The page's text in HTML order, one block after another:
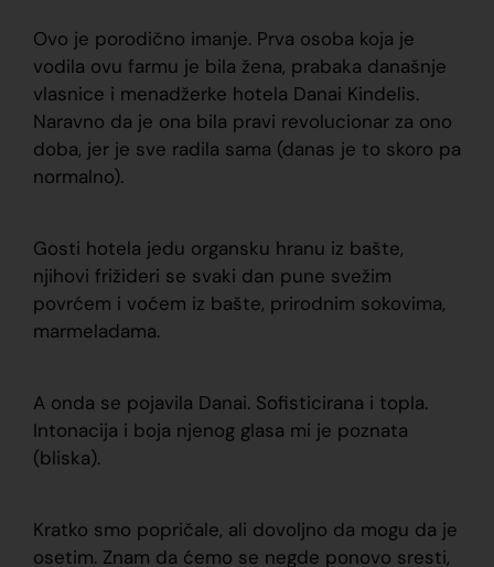
Ovo je porodično imanje. Prva osoba koja je
vodila ovu farmu je bila žena, prabaka današnje
vlasnice i menadžerke hotela Danai Kindelis.
Naravno da je ona bila pravi revolucionar za ono
doba, jer je sve radila sama (danas je to skoro pa
normalno).
Gosti hotela jedu organsku hranu iz bašte,
njihovi frižideri se svaki dan pune svežim
povrćem i voćem iz bašte, prirodnim sokovima,
marmeladama.
A onda se pojavila Danai. Sofisticirana i topla.
Intonacija i boja njenog glasa mi je poznata
(bliska).
Kratko smo popričale, ali dovoljno da mogu da je
osetim. Znam da ćemo se negde ponovo sresti,